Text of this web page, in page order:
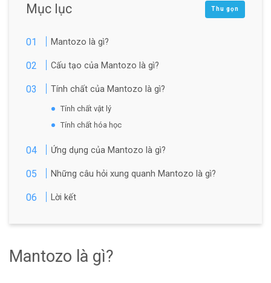
Thu gọn
Mục lục
Mantozo là gì?
Cấu tạo của Mantozo là gì?
Tính chất của Mantozo là gì?
Tính chất vật lý
Tính chất hóa học
Ứng dụng của Mantozo là gì?
Những câu hỏi xung quanh Mantozo là gì?
Lời kết
Mantozo là gì?